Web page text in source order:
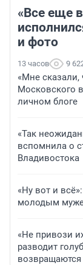
«Все еще
и фото
13 часов 9
«Мне сказали,
Московского
личном блоге
«Так
вспомнила о
Владивостока
«Ну вот и
молодым
«Не привози
разводит
возвращаются